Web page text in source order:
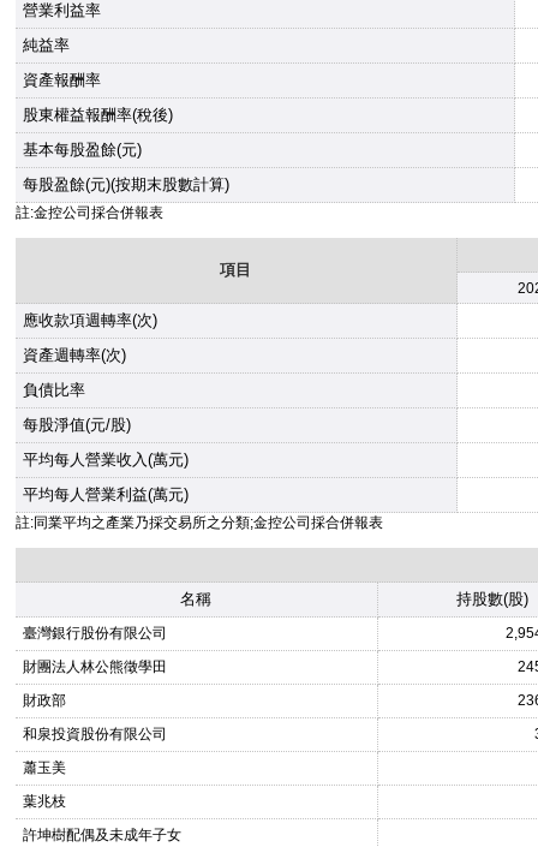
營業利益率
純益率
資產報酬率
股東權益報酬率(稅後)
基本每股盈餘(元)
每股盈餘(元)(按期末股數計算)
註:金控公司採合併報表
項目
應收款項週轉率(次)
資產週轉率(次)
負債比率
每股淨值(元/股)
平均每人營業收入(萬元)
平均每人營業利益(萬元)
註:同業平均之產業乃採交易所之分類;金控公司採合併報表
名稱 持股數(股)
臺灣銀行股份有限公司
財團法人林公熊徵學田
財政部
和泉投資股份有限公司
蕭玉美
葉兆枝
許坤樹配偶及未成年子女